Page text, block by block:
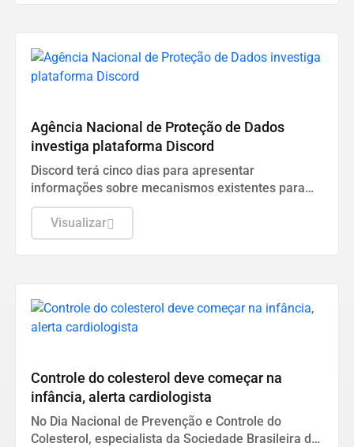
Agência Nacional de Proteção de Dados
investiga plataforma Discord
Discord terá cinco dias para apresentar
informações sobre mecanismos existentes para
prevenir e combater violações graves contra
crianças e adolescentes, informou a ANPD, em
nota.
Visualizar
Controle do colesterol deve começar na
infância, alerta cardiologista
No Dia Nacional de Prevenção e Controle do
Colesterol, especialista da Sociedade Brasileira de